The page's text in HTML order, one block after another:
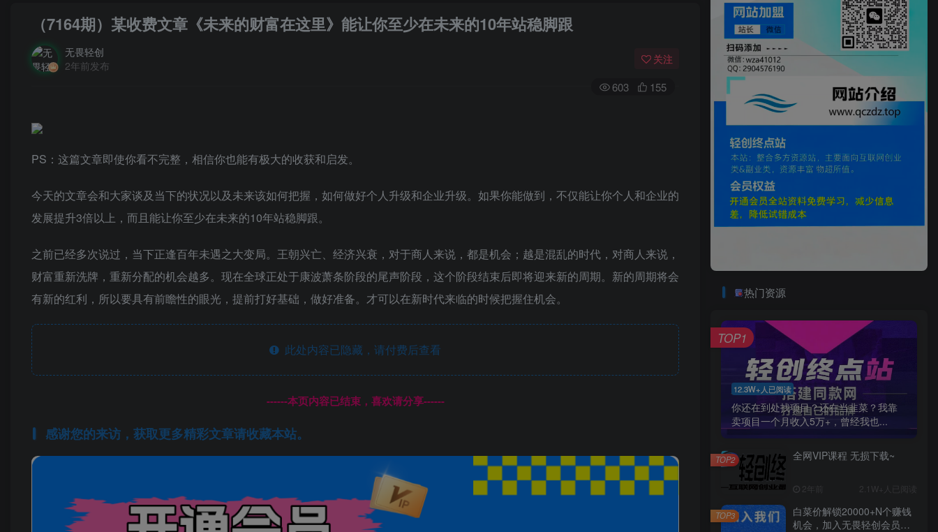
（7164期）某收费文章《未来的财富在这里》能让你至少在未来的10年站稳脚跟
无畏轻创
2年前发布
关注
603 155
PS：这篇文章即使你看不完整，相信你也能有极大的收获和启发。
今天的文章会和大家谈及当下的状况以及未来该如何把握，如何做好个人升级和企业升级。如果你能做到，不仅能让你个人和企业的
发展提升3倍以上，而且能让你至少在未来的10年站稳脚跟。
之前已经多次说过，当下正逢百年未遇之大变局。王朝兴亡、经济兴衰，对于商人来说，都是机会；越是混乱的时代，对商人来说，
财富重新洗牌，重新分配的机会越多。现在全球正处于康波萧条阶段的尾声阶段，这个阶段结束后即将迎来新的周期。新的周期将会
有新的红利，所以要具有前瞻性的眼光，提前打好基础，做好准备。才可以在新时代来临的时候把握住机会。
此处内容已隐藏，请付费后查看
------本页内容已结束，喜欢请分享------
感谢您的来访，获取更多精彩文章请收藏本站。
热门资源
12.3W+人已阅读
你还在到处找项目？还在当韭菜？我靠
卖项目一个月收入5万+，曾经我也...
TOP1
全网VIP课程 无损下载~
2年前 2.1W+人已阅读
TOP2
白菜价解锁20000+N个赚钱
机会，加入无畏轻创会员，
TOP3